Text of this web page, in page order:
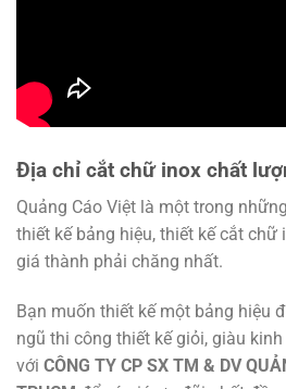
Địa chỉ cắt chữ inox chất
Quảng Cáo Việt là một trong
thiết kế bảng hiệu, thiết kế cắt chữ
giá thành phải chăng nhất.
Bạn muốn thiết kế một bảng hiệu
ngũ thi công thiết kế giỏi, giàu
với CÔNG TY CP SX TM & DV